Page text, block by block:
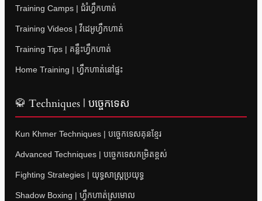
Training Camps | ជំរំហ្វឹកហាត់
Training Videos | វីដេអូហ្វឹកហាត់
Training Tips | គន្លឹះហ្វឹកហាត់
Home Training | ហ្វឹកហាត់នៅផ្ទះ
🥋 Techniques | បច្ចេកទេស
Kun Khmer Techniques | បច្ចេកទេសគុនខ្មែរ
Advanced Techniques | បច្ចេកទេសកម្រិតខ្ពស់
Fighting Strategies | យុទ្ធសាស្ត្រប្រយុទ្ធ
Shadow Boxing | ហ្វឹកហាត់ស្រមោល